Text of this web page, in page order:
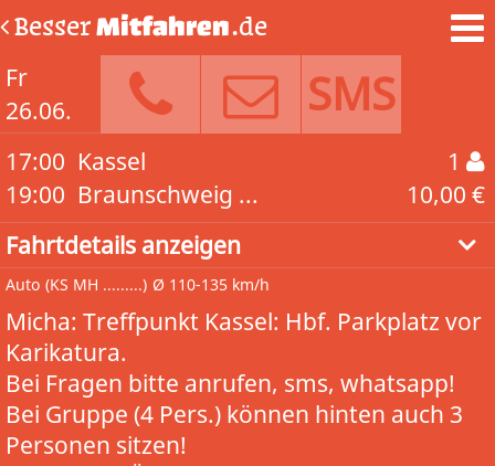
BesserMitfahren.de
Fr
26.06.
SMS
17:00
19:00
Kassel
Braunschweig ...
1
10,00 €
Fahrtdetails anzeigen
Auto (KS MH .........) Ø 110-135 km/h
Micha: Treffpunkt Kassel: Hbf. Parkplatz vor
Karikatura.
Bei Fragen bitte anrufen, sms, whatsapp!
Bei Gruppe (4 Pers.) können hinten auch 3
Personen sitzen!